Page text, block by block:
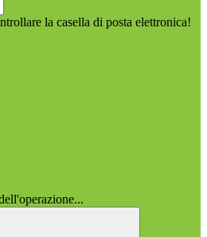
la casella di posta elettronica!